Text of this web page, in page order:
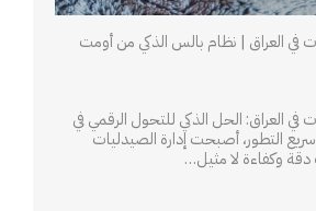
في العراق | نظام بالس الذكي من أومت
في العراق: الحل الذكي للتحول الرقمي في
التطور، أصبحت إدارة الصيدليات
وكفاءة لا مثيل…